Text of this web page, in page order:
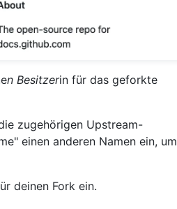
n Besitzerin für das geforkte
zugehörigen Upstream-
einen anderen Namen ein, um
deinen Fork ein.